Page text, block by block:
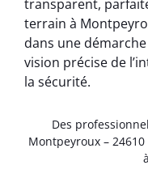
transparent,
terrain à
dans une
vision précise de
la sécurité.
Des
Montpeyroux –